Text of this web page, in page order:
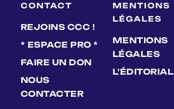
CONTACT
REJOINS CCC !
* ESPACE PRO *
FAIRE UN DON
NOUS
CONTACTER
MENTIONS
LÉGALES
MENTIONS
LÉGALES
L'ÉDITORIAL